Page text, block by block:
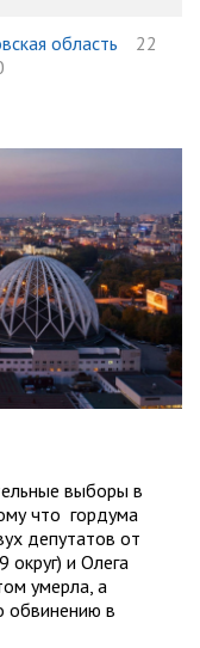
область
22
выборы в
что гордума
депутатов от
округ) и Олега
умерла, а
обвинению в